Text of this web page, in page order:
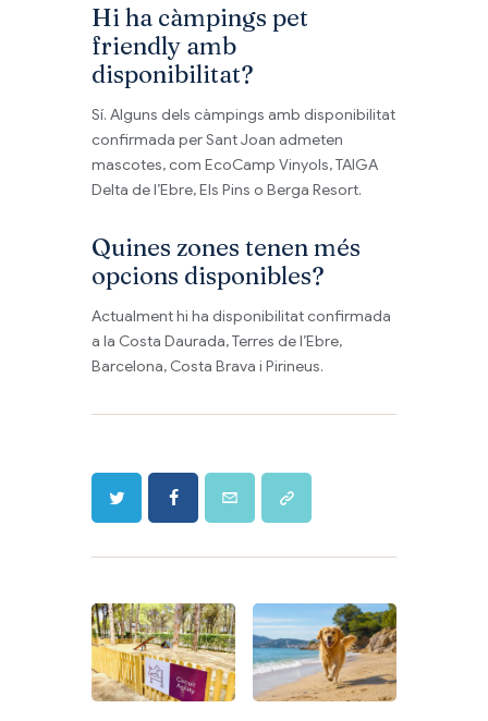
Hi ha càmpings pet
friendly amb
disponibilitat?
Sí. Alguns dels càmpings amb disponibilitat
confirmada per Sant Joan admeten
mascotes, com EcoCamp Vinyols, TAIGA
Delta de l’Ebre, Els Pins o Berga Resort.
Quines zones tenen més
opcions disponibles?
Actualment hi ha disponibilitat confirmada
a la Costa Daurada, Terres de l’Ebre,
Barcelona, Costa Brava i Pirineus.